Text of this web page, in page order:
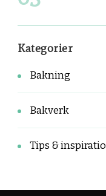
Kategorier
Bakning
Bakverk
Tips &